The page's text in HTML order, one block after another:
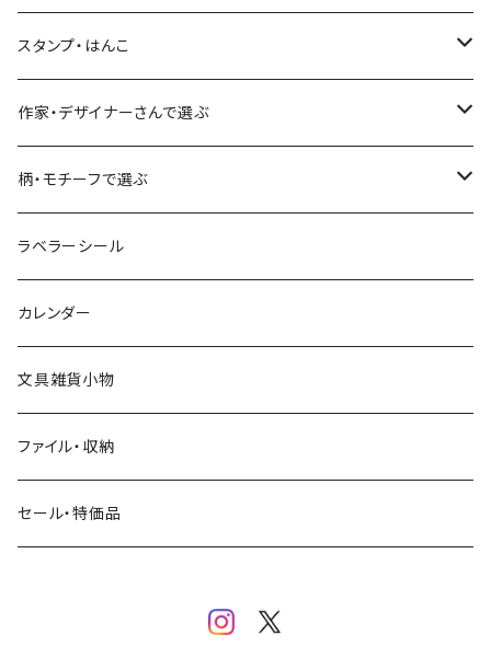
フルーツ・野菜
ミモザ
お花・フラワー・グリーン・植物
水縞
大枝活版室
星燈社
ミナペルホネン
BGM
eric
SAIEN
田村美紀
パピアプラッツ（作家もの）
古川紙工
大枝活版室
表現社（作家もの）
ロール付箋
古川紙工
表現社（作家もの）
スタンプ・はんこ
Hutte paper works
ヨハク
作家・デザイナーさんで選ぶ
ネクタイ
Hutte paper works
ヨハク
eric
浅野みどり
西淑
柄・モチーフで選ぶ
フルーツ
食べ物・フード・スイーツ
パン・ブレッド
カフェ
コーヒー・飲み物・クリームソーダ
ラベラーシール
カレンダー
文具雑貨小物
ファイル・収納
セール・特価品